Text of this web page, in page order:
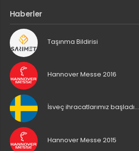
Haberler
Taşınma Bildirisi
Hannover Messe 2016
İsveç ihracatlarımız başladı…
Hannover Messe 2015